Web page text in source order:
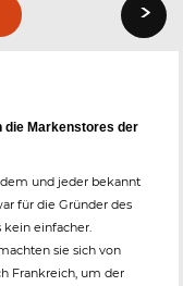
›
die Markenstores der
und jeder bekannt
für die Gründer des
kein einfacher.
sie sich von
Frankreich, um der